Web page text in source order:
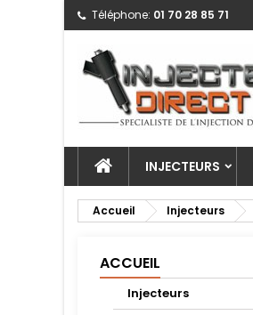
Téléphone: 01 70 28 85 71
INJECTEURS
Accueil Injecteurs
ACCUEIL
Injecteurs